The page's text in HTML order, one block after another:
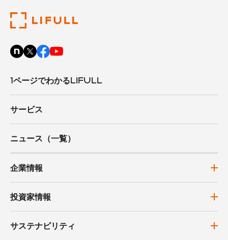
1ページでわかるLIFULL
サービス
ニュース（一覧）
企業情報
投資家情報
サステナビリティ